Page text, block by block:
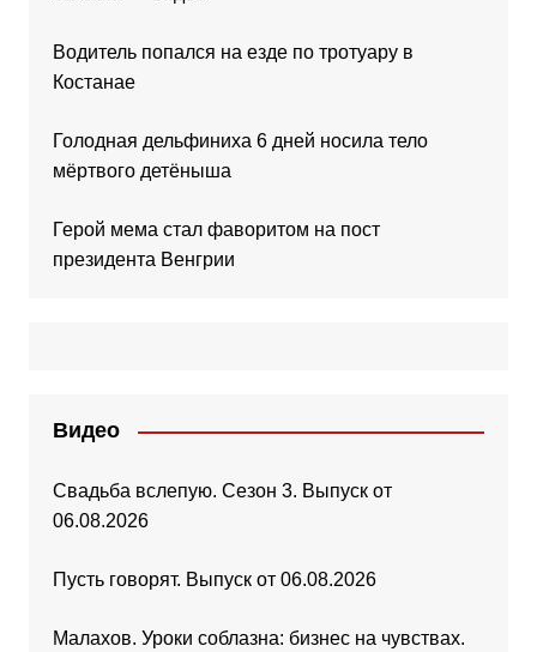
Водитель попался на езде по тротуару в
Костанае
Голодная дельфиниха 6 дней носила тело
мёртвого детёныша
Герой мема стал фаворитом на пост
президента Венгрии
Видео
Свадьба вслепую. Сезон 3. Выпуск от
06.08.2026
Пусть говорят. Выпуск от 06.08.2026
Малахов. Уроки соблазна: бизнес на чувствах.